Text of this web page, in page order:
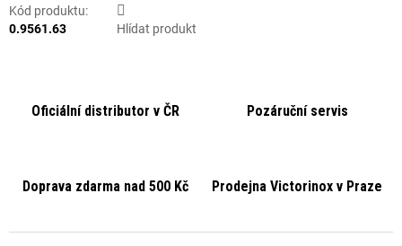
Kód produktu:
0.9561.63
Hlídat produkt
Oficiální distributor v ČR Pozáruční servis
Doprava zdarma nad 500 Kč Prodejna Victorinox v Praze